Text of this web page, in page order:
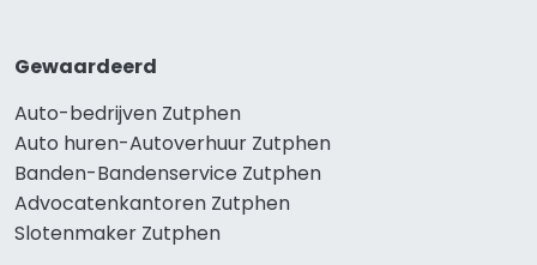
Gewaardeerd
Auto-bedrijven Zutphen
Auto huren-Autoverhuur Zutphen
Banden-Bandenservice Zutphen
Advocatenkantoren Zutphen
Slotenmaker Zutphen